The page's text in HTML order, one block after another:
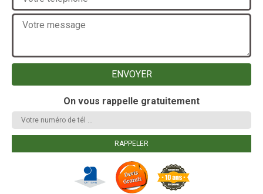
On vous rappelle gratuitement